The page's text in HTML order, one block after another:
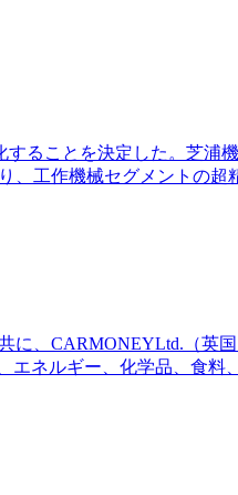
することを決定した。芝浦
、工作機械セグメントの超
、CARMONEYLtd.（英
ネルギー、化学品、食料